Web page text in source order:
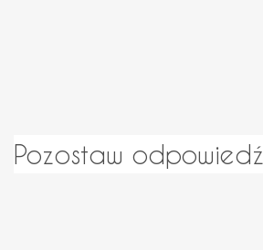
Pozostaw odpowiedź